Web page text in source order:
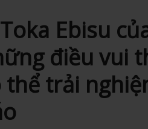
Ebisu
điều vui
thể trải